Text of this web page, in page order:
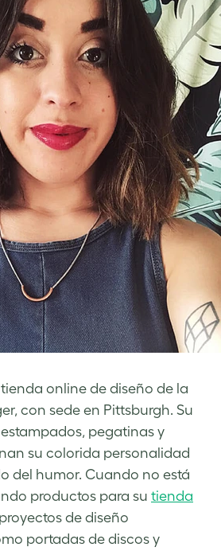
online de diseño de la
con sede en Pittsburgh. Su
pegatinas y
su colorida personalidad
del humor. Cuando no está
productos para su tienda
de diseño
portadas de discos y